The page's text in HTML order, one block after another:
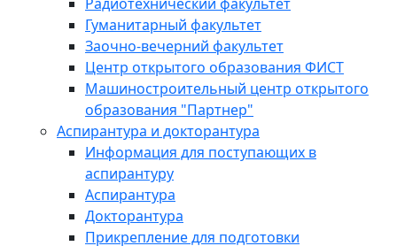
Гуманитарный факультет
Заочно-вечерний факультет
Центр открытого образования ФИСТ
Машиностроительный центр открытого
образования "Партнер"
Аспирантура и докторантура
Информация для поступающих в
аспирантуру
Аспирантура
Докторантура
Прикрепление для подготовки